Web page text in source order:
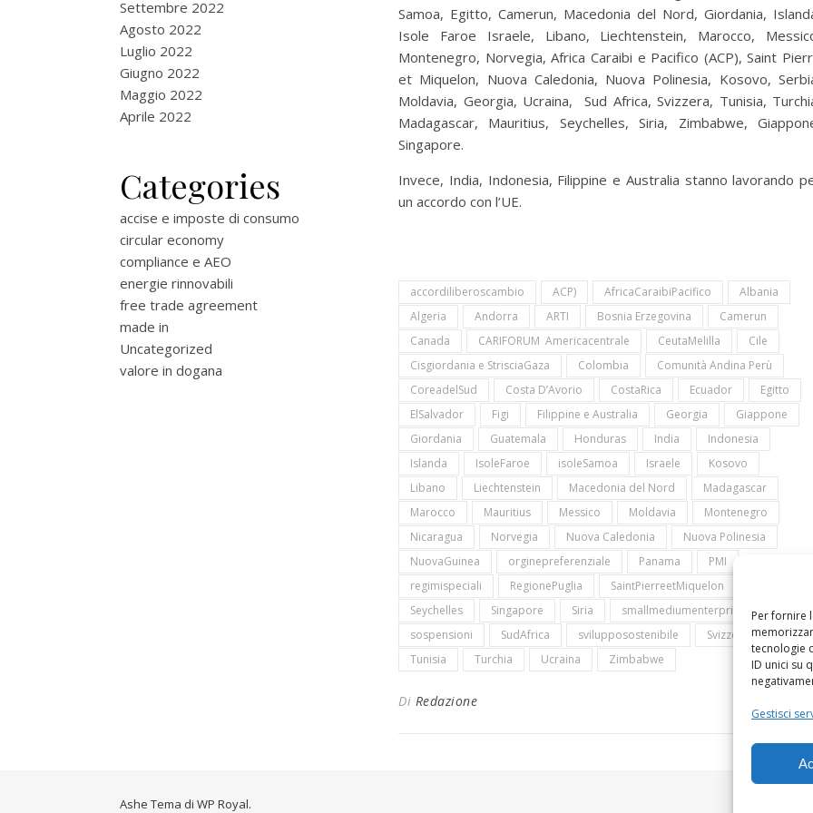
Per fornire
tecnologie
ID unici su
Gestisci
Settembre 2022
Agosto 2022
Luglio 2022
Giugno 2022
Maggio 2022
Aprile 2022
Categories
accise e imposte di consumo
circular economy
compliance e AEO
energie rinnovabili
free trade agreement
made in
Uncategorized
valore in dogana
Samoa, Egitto, Camerun, Macedonia del Nord, Giordania,
Isole Faroe Israele, Libano, Liechtenstein, Marocco,
Montenegro, Norvegia, Africa Caraibi e Pacifico (ACP), Saint
et Miquelon, Nuova Caledonia, Nuova Polinesia, Kosovo,
Moldavia, Georgia, Ucraina, Sud Africa, Svizzera, Tunisia,
Madagascar, Mauritius, Seychelles, Siria, Zimbabwe,
Singapore.
Invece, India, Indonesia, Filippine e Australia stanno lavorando
un accordo con l’UE.
accordiliberoscambio ACP) AfricaCaraibiPacifico
Albania
Algeria
Andorra ARTI Bosnia Erzegovina
Camerun
Canada
CARIFORUM Americacentrale CeutaMelilla
Cile
Cisgiordania e StrisciaGaza
Colombia
Comunità Andina Perù
CoreadelSud
Costa D’Avorio CostaRica Ecuador
Egitto
ElSalvador
Figi Filippine e Australia Georgia
Giappone
Giordania
Guatemala Honduras India
Indonesia
Islanda
IsoleFaroe isoleSamoa Israele
Kosovo
Libano
Liechtenstein Macedonia del Nord
Madagascar
Marocco
Mauritius Messico Moldavia
Montenegro
Nicaragua
Norvegia Nuova Caledonia
Nuova Polinesia
NuovaGuinea
orginepreferenziale Panama
PMI
regimispeciali
RegionePuglia SaintPierreetMiquelon
Seychelles
Singapore Siria
smallmediumenterprises
sospensioni
SudAfrica svilupposostenibile
Svizzera
Tunisia
Turchia Ucraina Zimbabwe
Di Redazione
Ashe Tema di WP Royal.